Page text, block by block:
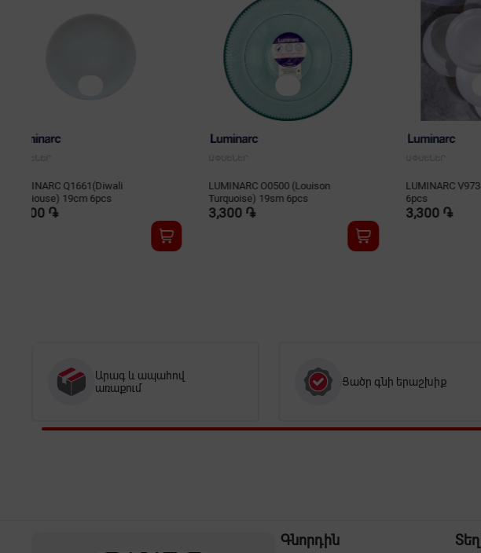
LUMINARC O0500 (Louison
Turquoise) 19sm 6pcs
3,300 ֏
LUMINARC V9735 (Cannes) 25sm
6pcs
3,300 ֏ 3,300
Արագ և ապահով
առաքում
Ցածր գնի երաշխիք
Գնորդին